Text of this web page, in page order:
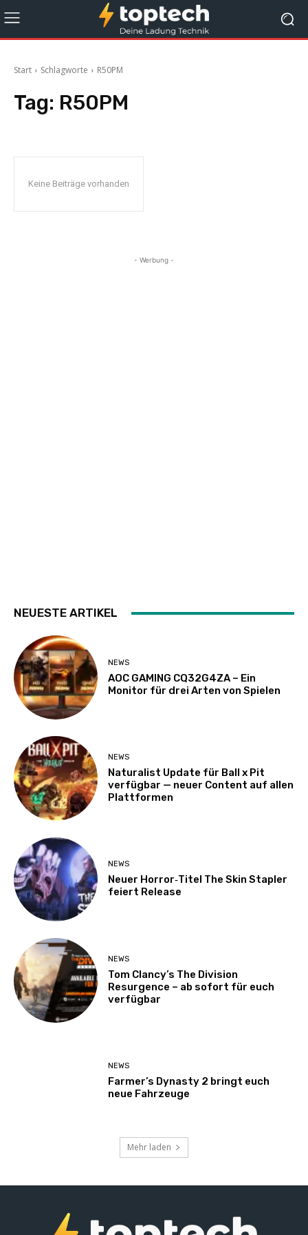
Start Schlagworte R50PM
Tag: R50PM
Keine Beiträge vorhanden
- Werbung -
NEUESTE ARTIKEL
NEWS
AOC GAMING CQ32G4ZA – Ein
Monitor für drei Arten von Spielen
NEWS
Naturalist Update für Ball x Pit
verfügbar — neuer Content auf allen
Plattformen
NEWS
Neuer Horror‑Titel The Skin Stapler
feiert Release
NEWS
Tom Clancy’s The Division
Resurgence – ab sofort für euch
verfügbar
NEWS
Farmer’s Dynasty 2 bringt euch
neue Fahrzeuge
Mehr laden